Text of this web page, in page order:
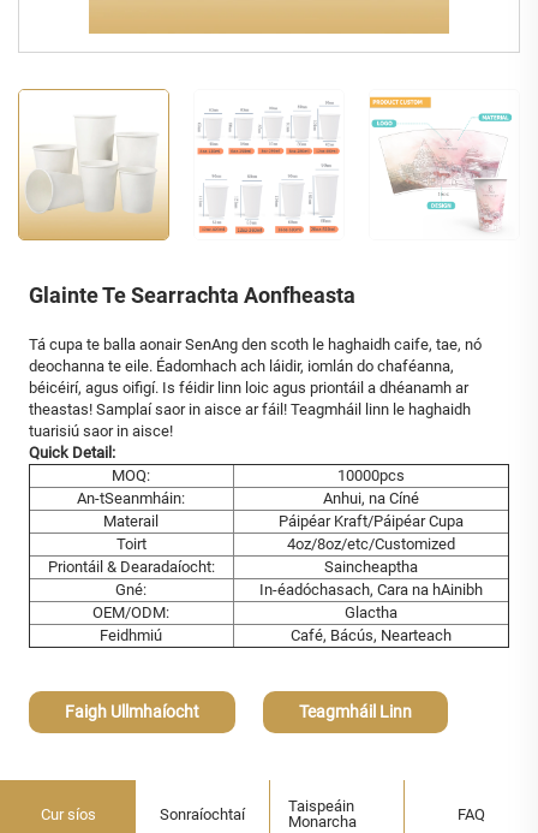
Glainte Te Searrachta Aonfheasta
Tá cupa te balla aonair SenAng den scoth le haghaidh caife, tae, nó
deochanna te eile. Éadomhach ach láidir, iomlán do chaféanna,
béicéirí, agus oifigí. Is féidir linn loic agus priontáil a dhéanamh ar
theastas! Samplaí saor in aisce ar fáil! Teagmháil linn le haghaidh
tuarisiú saor in aisce!
Quick Detail:
MOQ:
10000pcs
An-tSeanmháin:
Anhui, na Cíné
Materail
Páipéar Kraft/Páipéar Cupa
Toirt
4oz/8oz/etc/Customized
Priontáil & Dearadaíocht:
Saincheaptha
Gné:
In-éadóchasach, Cara na hAinibh
OEM/ODM:
Glactha
Feidhmiú
Café, Bácús, Nearteach
Faigh Ullmhaíocht Teagmháil Linn
Cur síos Sonraíochtaí
Taispeáin
Monarcha
FAQ